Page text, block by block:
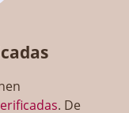
. De